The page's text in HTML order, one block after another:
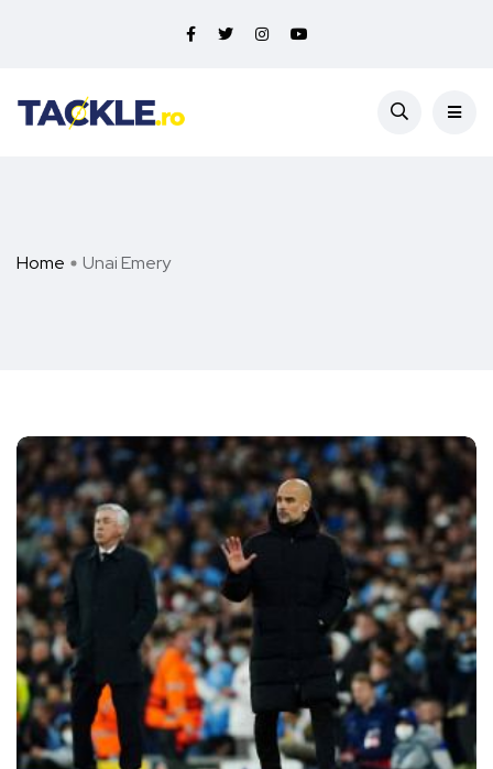
Home Unai Emery